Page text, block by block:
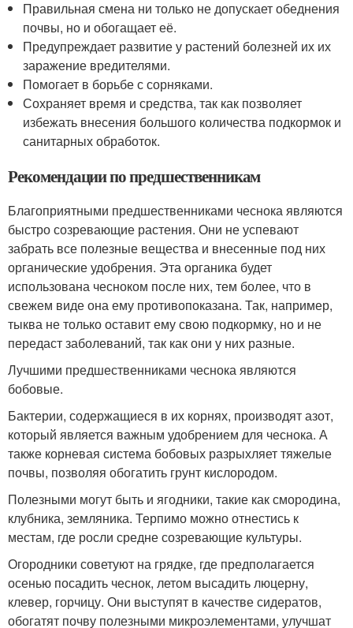
Правильная смена ни только не допускает обеднения
почвы, но и обогащает её.
Предупреждает развитие у растений болезней их их
заражение вредителями.
Помогает в борьбе с сорняками.
Сохраняет время и средства, так как позволяет
избежать внесения большого количества подкормок и
санитарных обработок.
Рекомендации по предшественникам
Благоприятными предшественниками чеснока являются
быстро созревающие растения. Они не успевают
забрать все полезные вещества и внесенные под них
органические удобрения. Эта органика будет
использована чесноком после них, тем более, что в
свежем виде она ему противопоказана. Так, например,
тыква не только оставит ему свою подкормку, но и не
передаст заболеваний, так как они у них разные.
Лучшими предшественниками чеснока являются
бобовые.
Бактерии, содержащиеся в их корнях, производят азот,
который является важным удобрением для чеснока. А
также корневая система бобовых разрыхляет тяжелые
почвы, позволяя обогатить грунт кислородом.
Полезными могут быть и ягодники, такие как смородина,
клубника, земляника. Терпимо можно отнестись к
местам, где росли средне созревающие культуры.
Огородники советуют на грядке, где предполагается
осенью посадить чеснок, летом высадить люцерну,
клевер, горчицу. Они выступят в качестве сидератов,
обогатят почву полезными микроэлементами, улучшат